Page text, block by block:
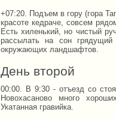
+07:20. Подъем в гору (гора
красоте кедраче, совсем
Есть хиленький, но чистый
рассылать на сон грядущий
окружающих ландшафтов.
День второй
00:00. В 9:30 - отъезд со
Новохасаново много
Укатанная гравийка.